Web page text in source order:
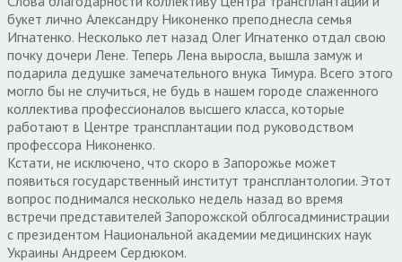
букет лично Александру Никоненко преподнесла семья
Игнатенко. Несколько лет назад Олег Игнатенко отдал свою
почку дочери Лене. Теперь Лена выросла, вышла замуж и
подарила дедушке замечательного внука Тимура. Всего этого
могло бы не случиться, не будь в нашем городе слаженного
коллектива профессионалов высшего класса, которые
работают в Центре трансплантации под руководством
профессора Никоненко.
Кстати, не исключено, что скоро в Запорожье может
появиться государственный институт трансплантологии. Этот
вопрос поднимался несколько недель назад во время
встречи представителей Запорожской облгосадминистрации
с президентом Национальной академии медицинских наук
Украины Андреем Сердюком.